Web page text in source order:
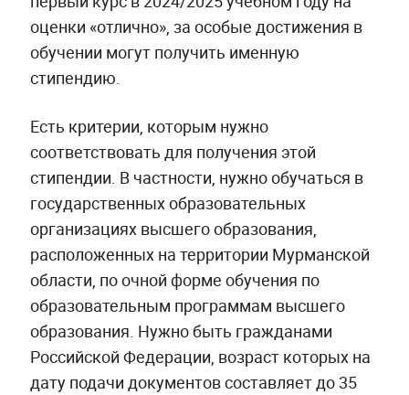
оценки «отлично», за особые достижения в
обучении могут получить именную
стипендию.
Есть критерии, которым нужно
соответствовать для получения этой
стипендии. В частности, нужно обучаться в
государственных образовательных
организациях высшего образования,
расположенных на территории Мурманской
области, по очной форме обучения по
образовательным программам высшего
образования. Нужно быть гражданами
Российской Федерации, возраст которых на
дату подачи документов составляет до 35